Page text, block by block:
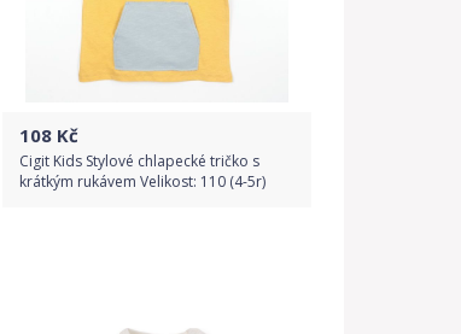
108 Kč
Cigit Kids Stylové chlapecké tričko s
krátkým rukávem Velikost: 110 (4-5r)